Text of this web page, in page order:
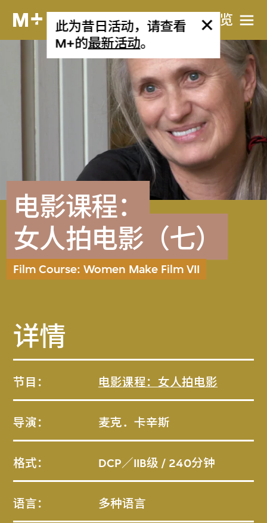
网站导览
此为昔日活动，请查看
M+的最新活动。
电影课程：
女人拍电影（七）
Film Course: Women Make Film VII
详情
节目： 电影课程：女人拍电影
导演： 麦克．卡辛斯
格式： DCP／IIB级 / 240分钟
语言： 多种语言